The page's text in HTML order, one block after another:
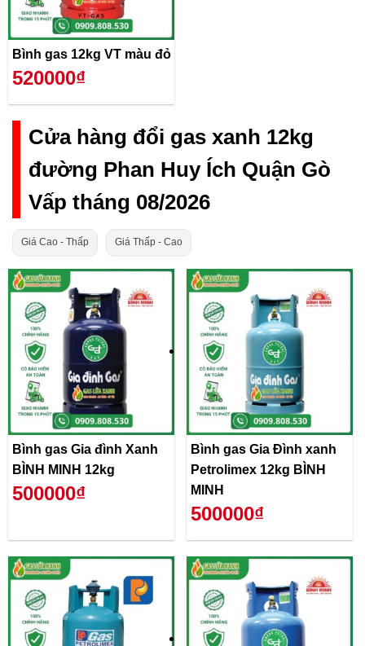
Bình gas 12kg VT màu đỏ
520000₫
Cửa hàng đổi gas xanh 12kg
đường Phan Huy Ích Quận Gò
Vấp tháng 08/2026
Giá Cao - Thấp Giá Thấp - Cao
Bình gas Gia đình Xanh
BÌNH MINH 12kg
500000₫
Bình gas Gia Đình xanh
Petrolimex 12kg BÌNH
MINH
500000₫